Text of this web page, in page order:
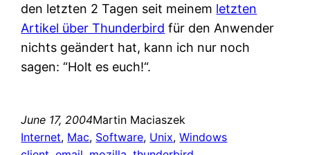
den letzten 2 Tagen seit meinem letzten
Artikel über Thunderbird für den Anwender
nichts geändert hat, kann ich nur noch
sagen: “Holt es euch!“.
June 17, 2004Martin Maciaszek
Internet, Mac, Software, Unix, Windows